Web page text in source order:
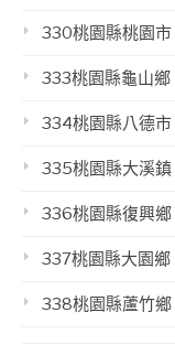
330桃園縣桃園市
333桃園縣龜山鄉
334桃園縣八德市
335桃園縣大溪鎮
336桃園縣復興鄉
337桃園縣大園鄉
338桃園縣蘆竹鄉